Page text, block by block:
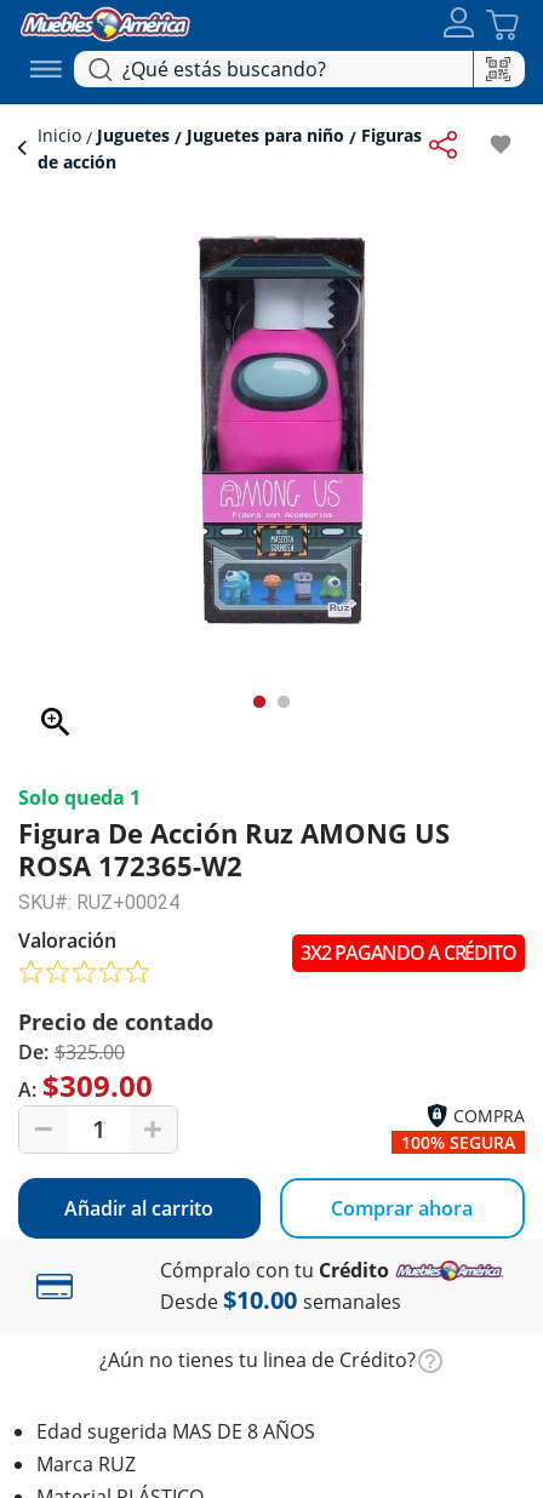
Inicio Juguetes Juguetes para niño Figuras
de acción
favorite
zoom_in
Solo queda 1
Figura De Acción Ruz AMONG US
ROSA 172365-W2
SKU#: RUZ+00024
Valoración
Precio de contado
De: $325.00
A: $309.00
1
3X2 PAGANDO A CRÉDITO
COMPRA
100% SEGURA
Añadir al carrito Comprar ahora
Cómpralo con tu Crédito
Desde$10.00 semanales
¿Aún no tienes tu linea de Crédito?
Edad sugerida MAS DE 8 AÑOS
Marca RUZ